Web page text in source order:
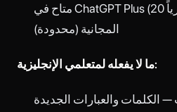
متاح في ChatGPT Plus (20 دولاراً شهرياً) وفي الباقة
المجانية (محدودة)
ما لا يفعله لمتعلمي الإنجليزية:
— الكلمات والعبارات الجديدة